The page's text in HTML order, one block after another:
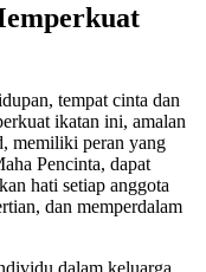
tempat cinta dan
ikatan ini, amalan
memiliki peran yang
Pencinta, dapat
hati setiap anggota
dan memperdalam
dalam keluarga